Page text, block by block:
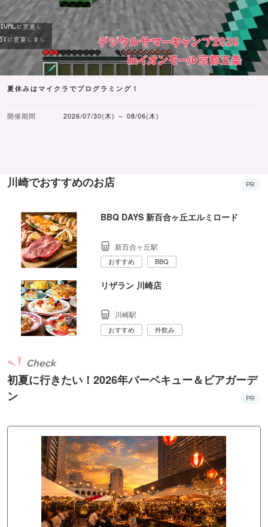
夏休みはマイクラでプログラミング！
開催期間 2026/07/30(木) ～ 08/06(木)
川崎でおすすめのお店 PR
BBQ DAYS 新百合ヶ丘エルミロード
新百合ヶ丘駅
おすすめ BBQ
リザラン 川崎店
川崎駅
おすすめ 外飲み
初夏に行きたい！2026年バーベキュー＆ビアガーデ
ン
Check
PR